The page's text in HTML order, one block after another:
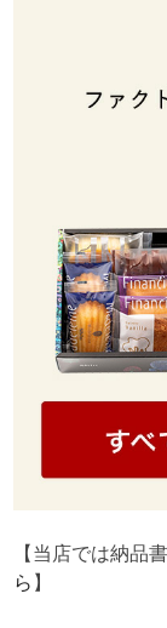
【当店では納品
ら 】